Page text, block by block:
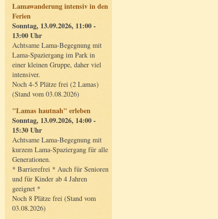
Lamawanderung intensiv in den
Ferien
Sonntag, 13.09.2026, 11:00 -
13:00 Uhr
Achtsame Lama-Begegnung mit
Lama-Spaziergang im Park in
einer kleinen Gruppe, daher viel
intensiver.
Noch 4-5 Plätze frei (2 Lamas)
(Stand vom 03.08.2026)
"Lamas hautnah" erleben
Sonntag, 13.09.2026, 14:00 -
15:30 Uhr
Achtsame Lama-Begegnung mit
kurzem Lama-Spaziergang für alle
Generationen.
* Barrierefrei * Auch für Senioren
und für Kinder ab 4 Jahren
geeignet *
Noch 8 Plätze frei (Stand vom
03.08.2026)